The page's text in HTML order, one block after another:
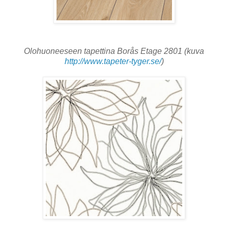
Olohuoneeseen tapettina Borås Etage 2801 (kuva
http://www.tapeter-tyger.se/)